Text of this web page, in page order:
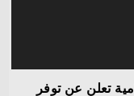
تعلن عن توفر